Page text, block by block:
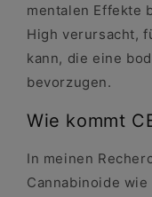
mentalen Effekte
High verursacht,
kann, die eine
bevorzugen.
Wie kommt
In meinen
Cannabinoide